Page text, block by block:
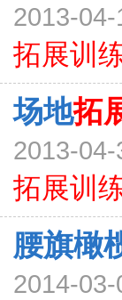
2013-
拓展训
场地拓
2013-
拓展训
腰旗橄
2014-